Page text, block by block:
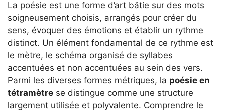
La poésie est une forme d’art bâtie sur des mots
soigneusement choisis, arrangés pour créer du
sens, évoquer des émotions et établir un rythme
distinct. Un élément fondamental de ce rythme est
le mètre, le schéma organisé de syllabes
accentuées et non accentuées au sein des vers.
Parmi les diverses formes métriques, la poésie en
tétramètre se distingue comme une structure
largement utilisée et polyvalente. Comprendre le